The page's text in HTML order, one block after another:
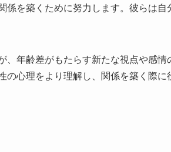
係を築くために努力します。彼らは自
、年齢差がもたらす新たな視点や感情
心理をより理解し、関係を築く際に